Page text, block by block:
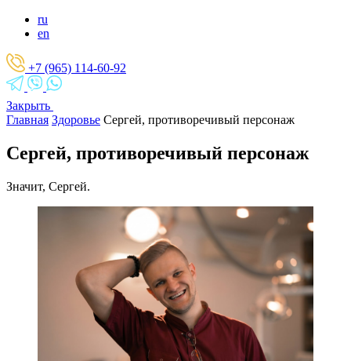
ru
en
+7 (965) 114-60-92
Закрыть
Главная Здоровье Сергей, противоречивый персонаж
Сергей, противоречивый персонаж
Значит, Сергей.